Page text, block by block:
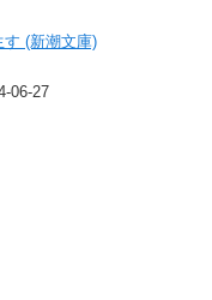
す (新潮文庫)
06-27